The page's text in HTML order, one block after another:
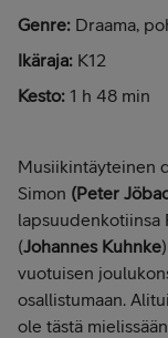
Genre: Draama,
Ikäraja: K12
Kesto: 1 h 48 min
Musiikintäyteinen
Simon (Peter
lapsuudenkotiinsa
(Johannes Kuhnke
vuotuisen
osallistumaan.
ole tästä